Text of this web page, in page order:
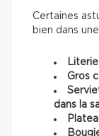
Certaines
bien dans
Gros
dans la